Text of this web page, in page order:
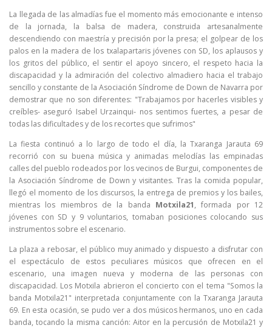
La llegada de las almadías fue el momento más emocionante e intenso
de la jornada, la balsa de madera, construida artesanalmente
descendiendo con maestría y precisión por la presa; el golpear de los
palos en la madera de los txalapartaris jóvenes con SD, los aplausos y
los gritos del público, el sentir el apoyo sincero, el respeto hacia la
discapacidad y la admiración del colectivo almadiero hacia el trabajo
sencillo y constante de la Asociación Síndrome de Down de Navarra por
demostrar que no son diferentes: "Trabajamos por hacerles visibles y
creíbles- aseguró Isabel Urzainqui- nos sentimos fuertes, a pesar de
todas las dificultades y de los recortes que sufrimos"
La fiesta continuó a lo largo de todo el día, la Txaranga Jarauta 69
recorrió con su buena música y animadas melodías las empinadas
calles del pueblo rodeados por los vecinos de Burgui, componentes de
la Asociación Síndrome de Down y visitantes. Tras la comida popular,
llegó el momento de los discursos, la entrega de premios y los bailes,
mientras los miembros de la banda Motxila21, formada por 12
jóvenes con SD y 9 voluntarios, tomaban posiciones colocando sus
instrumentos sobre el escenario.
La plaza a rebosar, el público muy animado y dispuesto a disfrutar con
el espectáculo de estos peculiares músicos que ofrecen en el
escenario, una imagen nueva y moderna de las personas con
discapacidad. Los Motxila abrieron el concierto con el tema "Somos la
banda Motxila21" interpretada conjuntamente con la Txaranga Jarauta
69. En esta ocasión, se pudo ver a dos músicos hermanos, uno en cada
banda, tocando la misma canción: Aitor en la percusión de Motxila21 y